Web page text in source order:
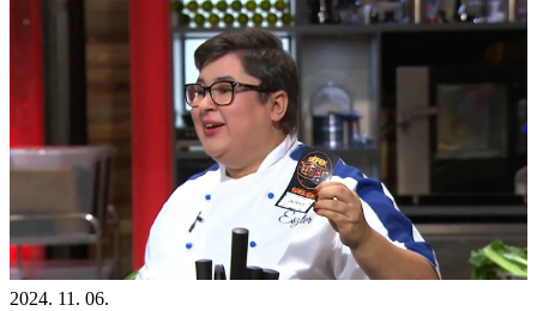
2024. 11. 06.